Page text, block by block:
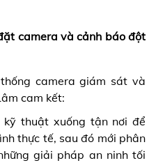
camera và cảnh báo đột
camera giám sát và
cam kết:
thuật xuống tận nơi để
thực tế, sau đó mới phân
giải pháp an ninh tối